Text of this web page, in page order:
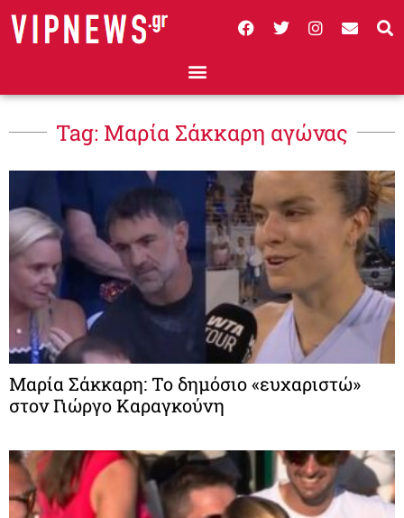
Tag: Μαρία Σάκκαρη αγώνας
Μαρία Σάκκαρη: Το δημόσιο «ευχαριστώ»
στον Γιώργο Καραγκούνη